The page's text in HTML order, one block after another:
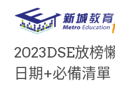
2023DSE放榜
日期+必備清單